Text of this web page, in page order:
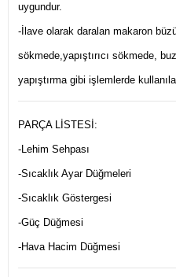
uygundur.
-İlave olarak daralan makaron
sökmede,yapıştırıcı sökmede,
yapıştırma gibi işlemlerde
PARÇA LİSTESİ:
-Lehim Sehpası
-Sıcaklık Ayar Düğmeleri
-Sıcaklık Göstergesi
-Güç Düğmesi
-Hava Hacim Düğmesi